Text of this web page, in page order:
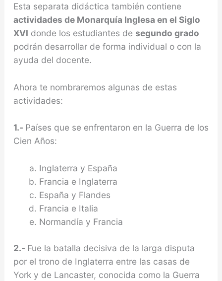
Esta separata didáctica también contiene
actividades de Monarquía Inglesa en el Siglo
XVI donde los estudiantes de segundo grado
podrán desarrollar de forma individual o con la
ayuda del docente.
Ahora te nombraremos algunas de estas
actividades:
1.- Países que se enfrentaron en la Guerra de los
Cien Años:
Inglaterra y España
Francia e Inglaterra
España y Flandes
Francia e Italia
Normandía y Francia
2.- Fue la batalla decisiva de la larga disputa
por el trono de Inglaterra entre las casas de
York y de Lancaster, conocida como la Guerra